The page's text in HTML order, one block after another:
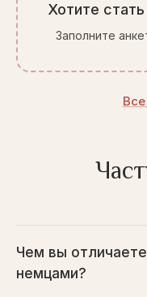
Хотите
Заполните
Чем вы
немцами?